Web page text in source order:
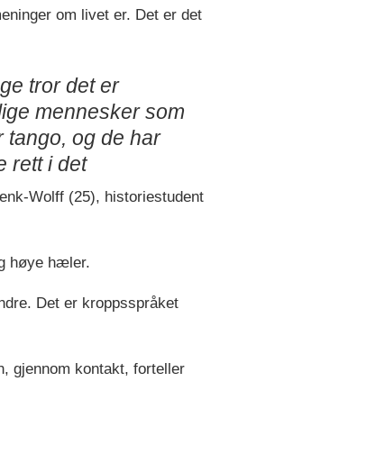
om livet er. Det er det
tror det er
mennesker som
tango, og de har
rett i det
Wolff (25), historiestudent
høye hæler.
Det er kroppsspråket
gjennom kontakt, forteller